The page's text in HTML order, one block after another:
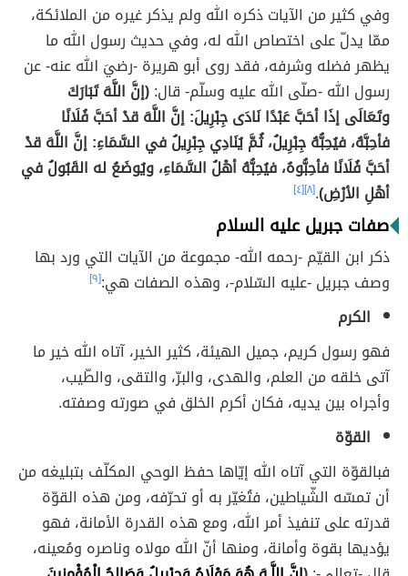
وفي كثير من الآيات ذكره الله ولم يذكر غيره من الملائكة،
ممّا يدلّ على اختصاص الله له، وفي حديث رسول الله ما
يظهر فضله وشرفه، فقد روى أبو هريرة -رضيَ الله عنه- عن
رسول الله -صلّى الله عليه وسلّم- قال:(إنَّ اللَّهَ تَبَارَكَ
وتَعَالَى إذَا أحَبَّ عَبْدًا نَادَى جِبْرِيلَ: إنَّ اللَّهَ قدْ أحَبَّ فُلَانًا
فأحِبَّهُ، فيُحِبُّهُ جِبْرِيلُ، ثُمَّ يُنَادِي جِبْرِيلُ في السَّمَاءِ: إنَّ اللَّهَ قدْ
أحَبَّ فُلَانًا فأحِبُّوهُ، فيُحِبُّهُ أهْلُ السَّمَاءِ، ويُوضَعُ له القَبُولُ في
أهْلِ الأرْضِ).[٨] [٤]
صفات جبريل عليه السلام
ذكر ابن القيّم -رحمه الله- مجموعة من الآيات التي ورد بها
وصف جبريل -عليه السّلام-، وهذه الصفات هي:[٩]
الكرم
فهو رسول كريم، جميل الهيئة، كثير الخير، آتاه الله خير ما
آتى خلقه من العلم، والهدى، والبرّ، والتقى، والطّيب،
وأجراه بين يديه، فكان أكرم الخلق في صورته وصفته.
القوّة
فبالقوّة التي آتاه الله إيّاها حفظ الوحي المكلّف بتبليغه من
أن تمسّه الشّياطين، فتُغيّر به أو تحرّفه، ومن هذه القوّة
قدرته على تنفيذ أمر الله، ومع هذه القدرة الأمانة، فهو
يؤديها بقوة وأمانة، ومنها أنّ الله مولاه وناصره ومُعينه،